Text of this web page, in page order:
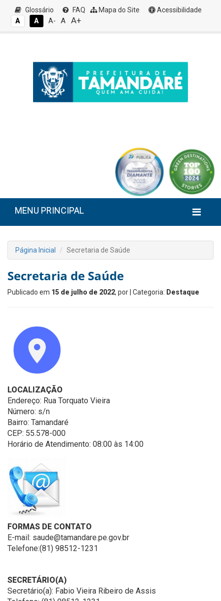
Glossário FAQ Mapa do Site
Acessibilidade
A
A A- A A+
MENU PRINCIPAL
Página Inicial Secretaria de Saúde
Secretaria de Saúde
Publicado em 15 de julho de 2022, por | Categoria: Destaque
LOCALIZAÇÃO
Endereço: Rua Torquato Vieira
Número: s/n
Bairro: Tamandaré
CEP: 55.578-000
Horário de Atendimento: 08:00 às 14:00
FORMAS DE CONTATO
E-mail: saude@tamandare.pe.gov.br
Telefone:(81) 98512-1231
SECRETÁRIO(A)
Secretário(a): Fabio Vieira Ribeiro de Assis